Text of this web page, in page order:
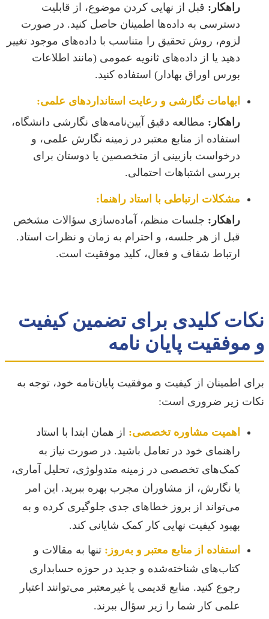
راهکار: قبل از نهایی کردن موضوع، از قابلیت
دسترسی به داده‌ها اطمینان حاصل کنید. در صورت
لزوم، روش تحقیق را متناسب با داده‌های موجود تغییر
دهید یا از داده‌های ثانویه عمومی (مانند اطلاعات
بورس اوراق بهادار) استفاده کنید.
ابهامات نگارشی و رعایت استانداردهای علمی:
راهکار: مطالعه دقیق آیین‌نامه‌های نگارشی دانشگاه،
استفاده از منابع معتبر در زمینه نگارش علمی، و
درخواست بازبینی از متخصصین یا دوستان برای
بررسی اشتباهات احتمالی.
مشکلات ارتباطی با استاد راهنما:
راهکار: جلسات منظم، آماده‌سازی سؤالات مشخص
قبل از هر جلسه، و احترام به زمان و نظرات استاد.
ارتباط شفاف و فعال، کلید موفقیت است.
نکات کلیدی برای تضمین کیفیت
و موفقیت پایان نامه
برای اطمینان از کیفیت و موفقیت پایان‌نامه خود، توجه به
نکات زیر ضروری است:
اهمیت مشاوره تخصصی: از همان ابتدا با استاد
راهنمای خود در تعامل باشید. در صورت نیاز به
کمک‌های تخصصی در زمینه متدولوژی، تحلیل آماری،
یا نگارش، از مشاوران مجرب بهره ببرید. این امر
می‌تواند از بروز خطاهای جدی جلوگیری کرده و به
بهبود کیفیت نهایی کار کمک شایانی کند.
استفاده از منابع معتبر و به‌روز: تنها به مقالات و
کتاب‌های شناخته‌شده و جدید در حوزه حسابداری
رجوع کنید. منابع قدیمی یا غیرمعتبر می‌توانند اعتبار
علمی کار شما را زیر سؤال ببرند.